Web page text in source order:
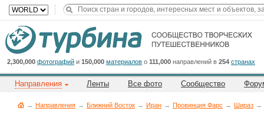
2,300,000 фотографий и 150,000 материалов о 111,000 направлений в 254 странах
Направления Ленты Все фото Сообщество
→ Направления → Ближний Восток → Иран → Провинция Фарс → Шираз →
Cейчас
на
сайте:
Title